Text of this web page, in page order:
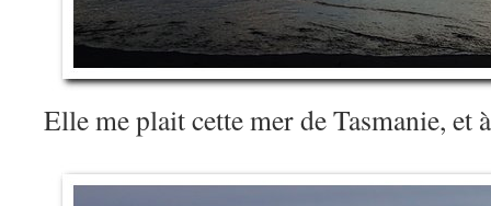
Elle me plait cette mer de Tasmanie, et